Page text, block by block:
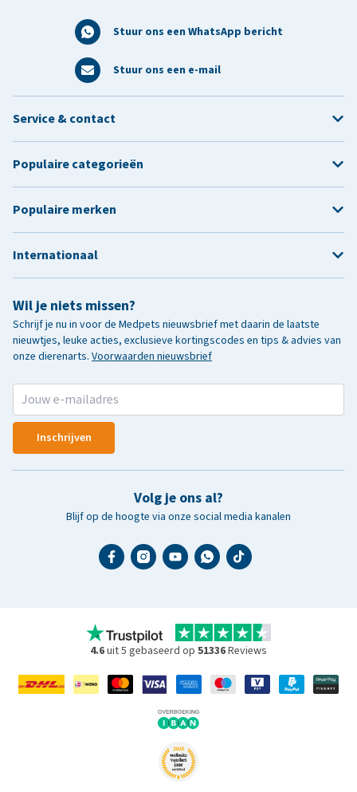
Stuur ons een WhatsApp bericht
Stuur ons een e-mail
Wil je niets missen?
Schrijf je nu in voor de Medpets nieuwsbrief met daarin de laatste
nieuwtjes, leuke acties, exclusieve kortingscodes en tips & advies van
onze dierenarts. Voorwaarden nieuwsbrief
Inschrijven
Volg je ons al?
Blijf op de hoogte via onze social media kanalen
Service & contact
Populaire categorieën
Populaire merken
Internationaal
4.6uit 5 gebaseerd op 51336Reviews